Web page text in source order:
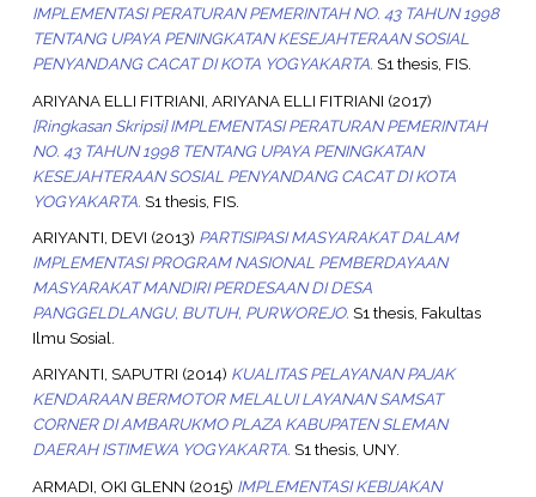
IMPLEMENTASI PERATURAN PEMERINTAH NO. 43 TAHUN 1998
TENTANG UPAYA PENINGKATAN KESEJAHTERAAN SOSIAL
PENYANDANG CACAT DI KOTA YOGYAKARTA. S1 thesis, FIS.
ARIYANA ELLI FITRIANI, ARIYANA ELLI FITRIANI (2017)
[Ringkasan Skripsi] IMPLEMENTASI PERATURAN PEMERINTAH
NO. 43 TAHUN 1998 TENTANG UPAYA PENINGKATAN
KESEJAHTERAAN SOSIAL PENYANDANG CACAT DI KOTA
YOGYAKARTA. S1 thesis, FIS.
ARIYANTI, DEVI (2013) PARTISIPASI MASYARAKAT DALAM
IMPLEMENTASI PROGRAM NASIONAL PEMBERDAYAAN
MASYARAKAT MANDIRI PERDESAAN DI DESA
PANGGELDLANGU, BUTUH, PURWOREJO. S1 thesis, Fakultas
Ilmu Sosial.
ARIYANTI, SAPUTRI (2014) KUALITAS PELAYANAN PAJAK
KENDARAAN BERMOTOR MELALUI LAYANAN SAMSAT
CORNER DI AMBARUKMO PLAZA KABUPATEN SLEMAN
DAERAH ISTIMEWA YOGYAKARTA. S1 thesis, UNY.
ARMADI, OKI GLENN (2015) IMPLEMENTASI KEBIJAKAN